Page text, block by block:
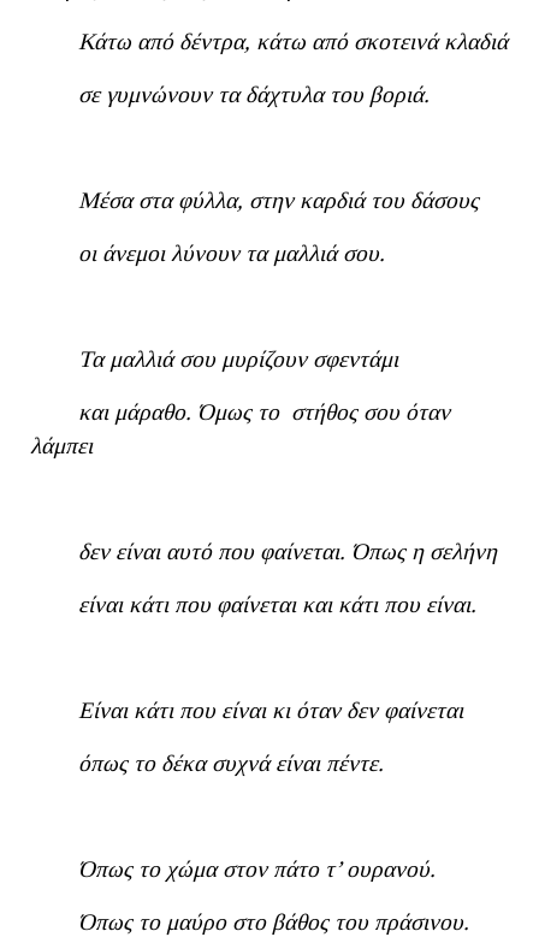
Κάτω από δέντρα, κάτω από σκοτεινά κλαδιά
σε γυμνώνουν τα δάχτυλα του βοριά.
Μέσα στα φύλλα, στην καρδιά του δάσους
οι άνεμοι λύνουν τα μαλλιά σου.
Τα μαλλιά σου μυρίζουν σφεντάμι
και μάραθο. Όμως το στήθος σου όταν
λάμπει
δεν είναι αυτό που φαίνεται. Όπως η σελήνη
είναι κάτι που φαίνεται και κάτι που είναι.
Είναι κάτι που είναι κι όταν δεν φαίνεται
όπως το δέκα συχνά είναι πέντε.
Όπως το χώμα στον πάτο τ’ ουρανού.
Όπως το μαύρο στο βάθος του πράσινου.